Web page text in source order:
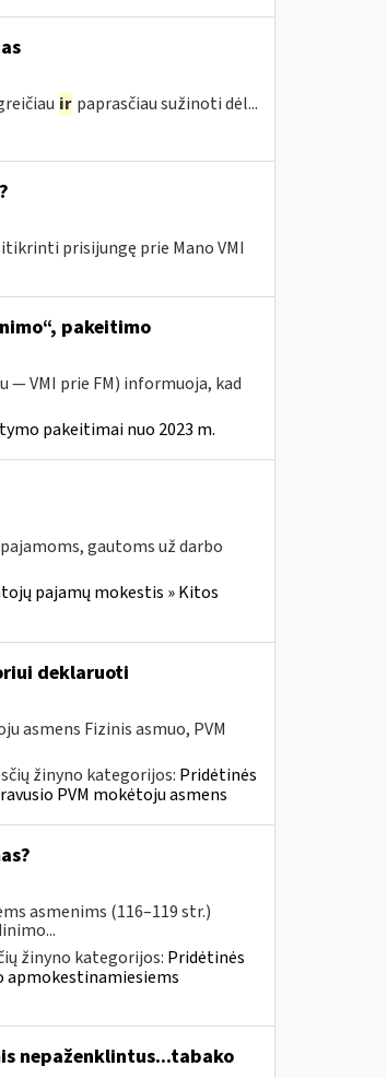
ir paprasčiau sužinoti dėl...
prisijungę prie Mano VMI
pakeitimo
VMI prie FM) informuoja, kad
pakeitimai nuo 2023 m.
gautoms už darbo
pajamų mokestis » Kitos
deklaruoti
asmens Fizinis asmuo, PVM
žinyno kategorijos: Pridėtinės
PVM mokėtoju asmens
asmenims (116–119 str.)
žinyno kategorijos: Pridėtinės
apmokestinamiesiems
nepaženklintus...tabako